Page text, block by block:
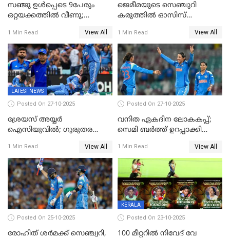
സഞ്ജു ഉൾപ്പെടെ 9പേരും
ഒറ്റയക്കത്തിൽ വീണു;
ഹര്‍ഷിതും മാത്രം;
മെല്‍ബണില്‍
ഇന്ത്യയ്‌ക്കെതിരെ ഓസീസ്
ലക്ഷ്യം 126 റണ്‍സ്
1 Min Read View All
ജെമീമയുടെ സെഞ്ചുറി
കരുത്തിൽ ഓസിസ്
തകർന്നു; അഞ്ച് വിക്കറ്റ്
ജയവുമായി ഇന്ത്യൻ
വനിതകൾ ലോകകപ്പ്
കലാശപ്പോരിന്
1 Min Read View All
LATEST NEWS
Posted On 27-10-2025
ശ്രേയസ് അയ്യര്‍
ഐസിയുവില്‍; ഗുരുതര
1 Min Read View All
Posted On 27-10-2025
വനിത ഏകദിന ലോകകപ്പ്;
സെമി ബര്‍ത്ത് ഉറപ്പാക്കി
1 Min Read View All
Posted On 25-10-2025
രോഹിത് ശർമക്ക് സെഞ്ച്വറി,
KERALA
Posted On 23-10-2025
100 മീറ്ററിൽ നിവേദ് വേ​